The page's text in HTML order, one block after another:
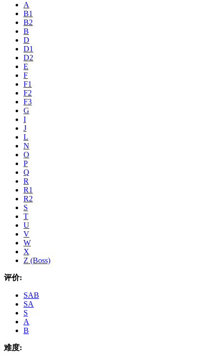
A
B1
B2
B
D
D1
D2
E
F
F1
F2
F3
G
I
J
L
N
O
P
Q
R
R1
R2
S
T
U
V
W
X
Z (Boss)
评价:
SAB
SA
S
A
B
难度: